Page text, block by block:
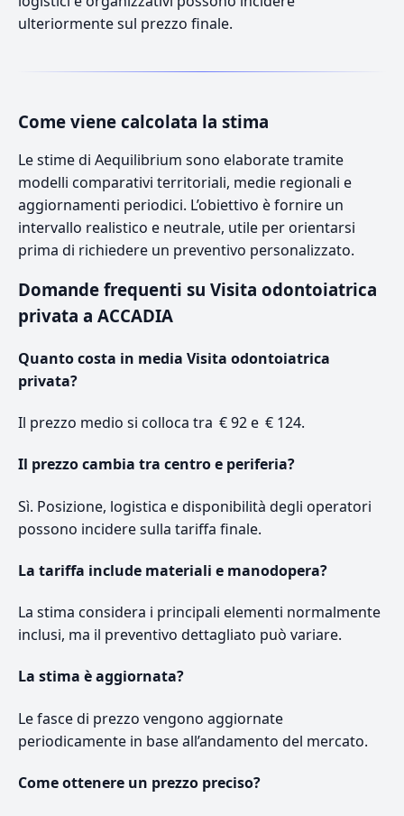
ulteriormente sul prezzo finale.
Come viene calcolata la stima
Le stime di Aequilibrium sono elaborate tramite
modelli comparativi territoriali, medie regionali e
aggiornamenti periodici. L’obiettivo è fornire un
intervallo realistico e neutrale, utile per orientarsi
prima di richiedere un preventivo personalizzato.
Domande frequenti su Visita odontoiatrica
privata a ACCADIA
Quanto costa in media Visita odontoiatrica
privata?
Il prezzo medio si colloca tra € 92 e € 124.
Il prezzo cambia tra centro e periferia?
Sì. Posizione, logistica e disponibilità degli operatori
possono incidere sulla tariffa finale.
La tariffa include materiali e manodopera?
La stima considera i principali elementi normalmente
inclusi, ma il preventivo dettagliato può variare.
La stima è aggiornata?
Le fasce di prezzo vengono aggiornate
periodicamente in base all’andamento del mercato.
Come ottenere un prezzo preciso?